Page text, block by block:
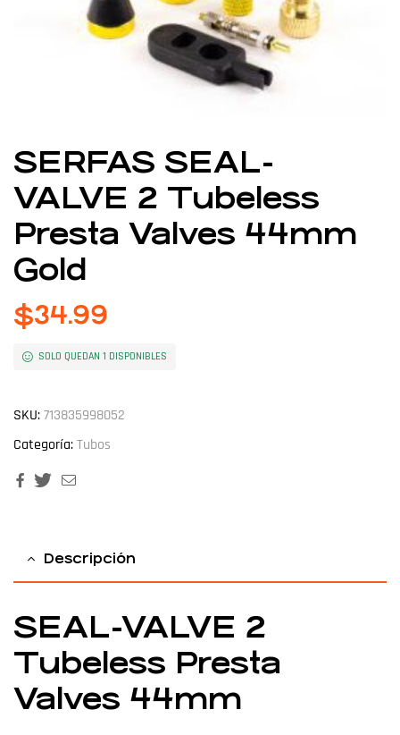
SERFAS SEAL-
VALVE 2 Tubeless
Presta Valves 44mm
Gold
$34.99
SOLO QUEDAN 1 DISPONIBLES
SKU:713835998052
Categoría:Tubos
FacebookTwitter
Descripción
SEAL-VALVE 2
Tubeless Presta
Valves 44mm